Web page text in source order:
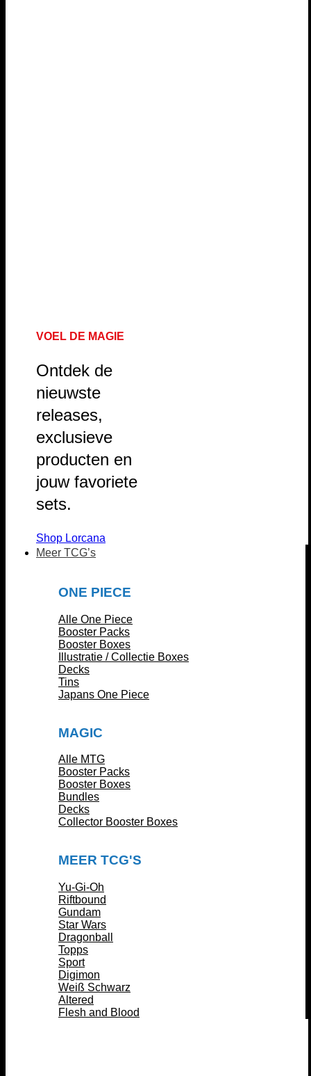
VOEL DE MAGIE
Ontdek de
nieuwste
releases,
exclusieve
producten en
jouw favoriete
sets.
Shop Lorcana
Meer TCG’s
ONE PIECE
Alle One Piece
Booster Packs
Booster Boxes
Illustratie / Collectie Boxes
Decks
Tins
Japans One Piece
MAGIC
Alle MTG
Booster Packs
Booster Boxes
Bundles
Decks
Collector Booster Boxes
MEER TCG'S
Yu-Gi-Oh
Riftbound
Gundam
Star Wars
Dragonball
Topps
Sport
Digimon
Weiß Schwarz
Altered
Flesh and Blood